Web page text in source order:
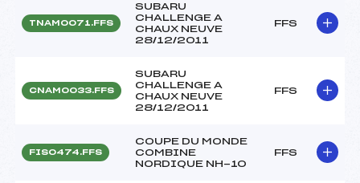
TNAM0071.FFS
SUBARU
CHALLENGE A
CHAUX NEUVE
28/12/2011
FFS
CNAM0033.FFS
SUBARU
CHALLENGE A
CHAUX NEUVE
28/12/2011
FFS
FIS0474.FFS
COUPE DU MONDE
COMBINE
NORDIQUE NH-10
FFS